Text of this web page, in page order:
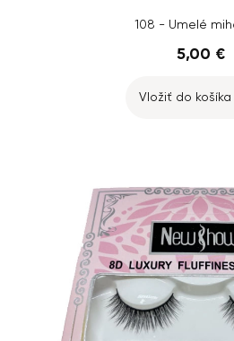
108 - Umelé
5,00 €
Vložiť do košíka